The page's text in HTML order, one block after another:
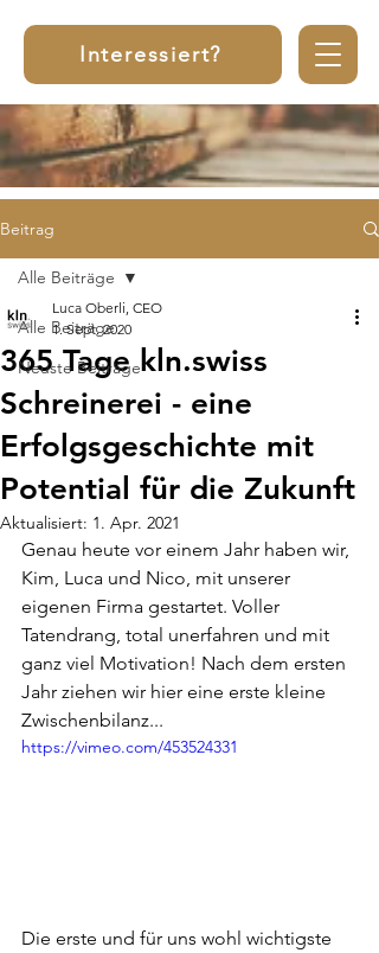
Interessiert?
Beitrag
Alle Beiträge
Neuste Beiträge
Alle Beiträge
365 Tage kln.swiss
Schreinerei - eine
Erfolgsgeschichte mit
Potential für die Zukunft
Luca Oberli, CEO
1. Sept. 2020
Aktualisiert: 1. Apr. 2021
Genau heute vor einem Jahr haben wir,
Kim, Luca und Nico, mit unserer
eigenen Firma gestartet. Voller
Tatendrang, total unerfahren und mit
ganz viel Motivation! Nach dem ersten
Jahr ziehen wir hier eine erste kleine
Zwischenbilanz...
https://vimeo.com/453524331
Die erste und für uns wohl wichtigste